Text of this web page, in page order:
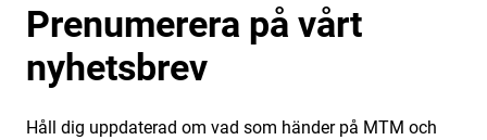
Prenumerera på vårt
nyhetsbrev
Håll dig uppdaterad om vad som händer på MTM och